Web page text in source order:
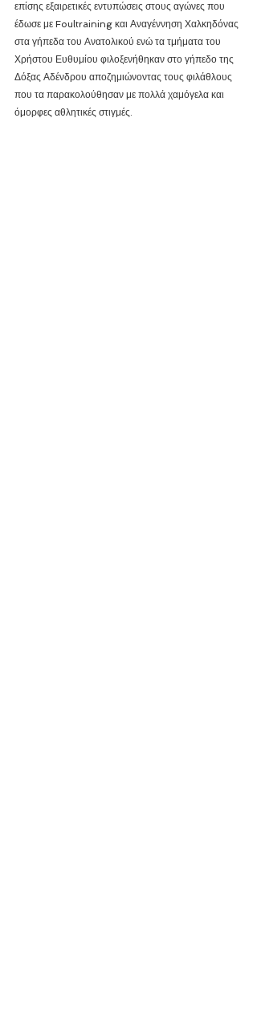
επίσης εξαιρετικές εντυπώσεις στους αγώνες που
έδωσε με Foultraining και Αναγέννηση Χαλκηδόνας
στα γήπεδα του Ανατολικού ενώ τα τμήματα του
Χρήστου Ευθυμίου φιλοξενήθηκαν στο γήπεδο της
Δόξας Αδένδρου αποζημιώνοντας τους φιλάθλους
που τα παρακολούθησαν με πολλά χαμόγελα και
όμορφες αθλητικές στιγμές.